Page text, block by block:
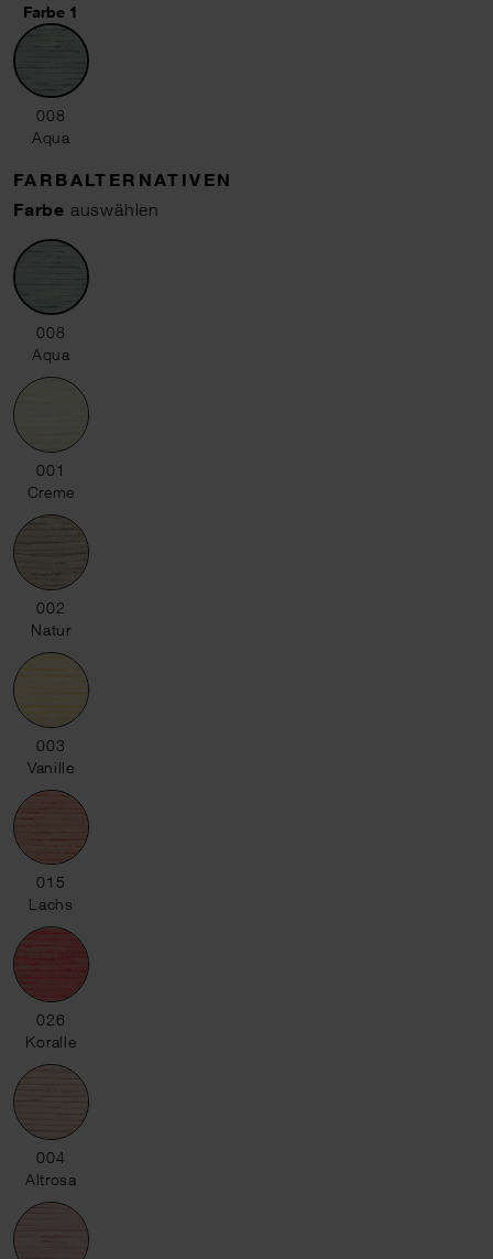
Farbe 1
008 Aqua
008
Aqua
FARBALTERNATIVEN
Farbe auswählen
008 Aqua
008
Aqua
001 Creme
001
Creme
002 Natur
002
Natur
003 Vanille
003
Vanille
015 Lachs
015
Lachs
026 Koralle
026
Koralle
004 Altrosa
004
Altrosa